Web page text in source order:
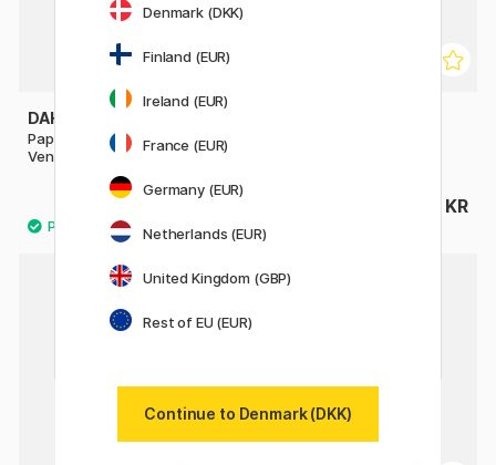
DAHLE
Papirsaks Comfort Grip 20 cm
Venstrehåndet
36 KR 30 KR
Denmark (DKK)
Finland (EUR)
Ireland (EUR)
France (EUR)
Germany (EUR)
Netherlands (EUR)
United Kingdom (GBP)
Rest of EU (EUR)
Continue to Denmark (DKK)